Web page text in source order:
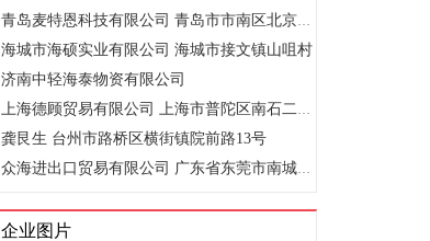
青岛麦特恩科技有限公司 青岛市市南区北京路27号2栋1907户
海城市海硕实业有限公司 海城市接文镇山咀村
济南中轻海泰物资有限公司
上海德顾贸易有限公司 上海市普陀区南石二路75号三楼310室
龚艮生 台州市路桥区横街镇院前路13号
众海进出口贸易有限公司 广东省东莞市南城区第一国际商务大厦
企业图片